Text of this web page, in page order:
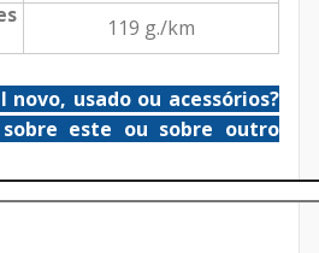
119 g./km
novo, usado ou acessórios?
este ou sobre outro